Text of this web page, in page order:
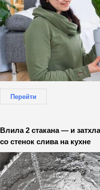
Перейти
Влила 2 стакана — и
со стенок слива на кухне